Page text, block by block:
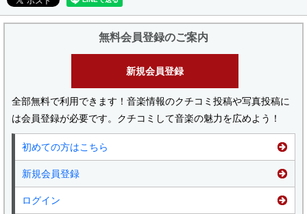
無料会員登録のご案内
新規会員登録
全部無料で利用できます！音楽情報のクチコミ投稿や写真投稿に
は会員登録が必要です。クチコミして音楽の魅力を広めよう！
初めての方はこちら
新規会員登録
ログイン